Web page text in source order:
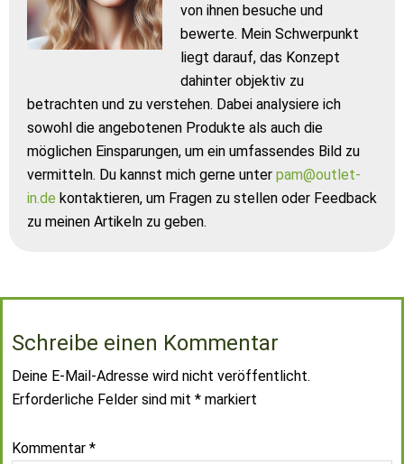
von ihnen besuche und
bewerte. Mein Schwerpunkt
liegt darauf, das Konzept
dahinter objektiv zu
betrachten und zu verstehen. Dabei analysiere ich
sowohl die angebotenen Produkte als auch die
möglichen Einsparungen, um ein umfassendes Bild zu
vermitteln. Du kannst mich gerne unter pam@outlet-
in.de kontaktieren, um Fragen zu stellen oder Feedback
zu meinen Artikeln zu geben.
Schreibe einen Kommentar
Deine E-Mail-Adresse wird nicht veröffentlicht.
Erforderliche Felder sind mit * markiert
Kommentar *